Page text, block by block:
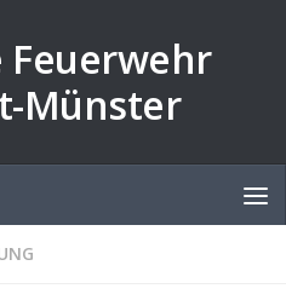
Feuerwehr
Münster